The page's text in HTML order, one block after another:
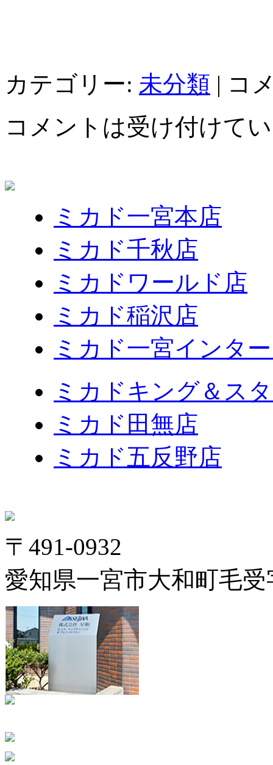
カテゴリー: 未分類 | コ
コメントは受け付けて
ミカド一宮本店
ミカド千秋店
ミカドワールド店
ミカド稲沢店
ミカド一宮インタ
ミカドキング＆ス
ミカド田無店
ミカド五反野店
〒491-0932
愛知県一宮市大和町毛受